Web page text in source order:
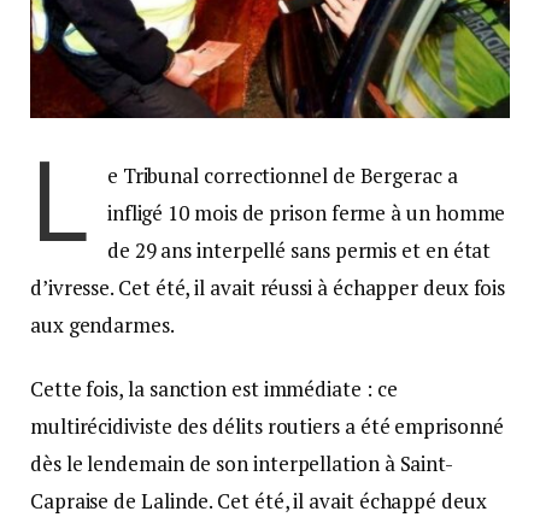
L
e Tribunal correctionnel de Bergerac a
infligé 10 mois de prison ferme à un homme
de 29 ans interpellé sans permis et en état
d’ivresse. Cet été, il avait réussi à échapper deux fois
aux gendarmes.
Cette fois, la sanction est immédiate : ce
multirécidiviste des délits routiers a été emprisonné
dès le lendemain de son interpellation à Saint-
Capraise de Lalinde. Cet été, il avait échappé deux